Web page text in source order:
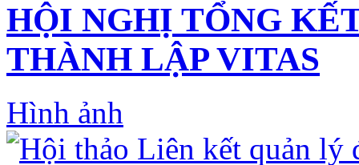
HỘI NGHỊ TỔNG
THÀNH LẬP VITAS
Hình ảnh